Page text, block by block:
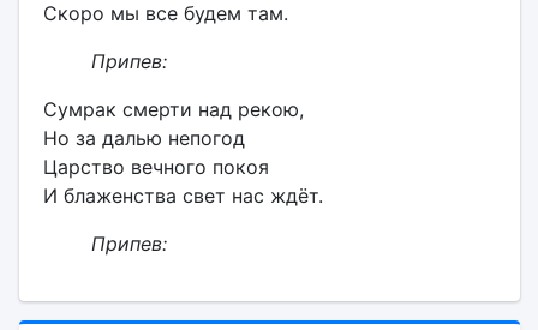
Скоро мы все будем там.
Припев:
Сумрак смерти над рекою,
Но за далью непогод
Царство вечного покоя
И блаженства свет нас ждёт.
Припев: